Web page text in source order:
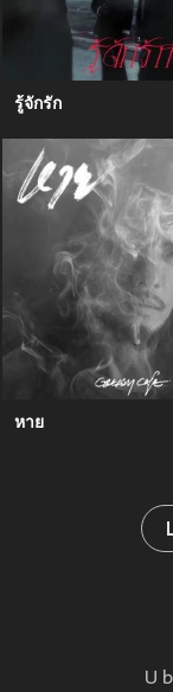
รู้จักรัก
หาย
U